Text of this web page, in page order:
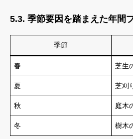
5.3. 季節要因を踏まえた年間
季節
春 芝生
夏 芝刈
秋 庭木
冬 樹木